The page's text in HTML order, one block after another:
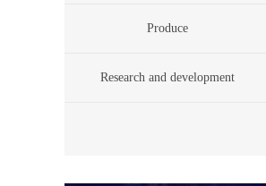
Produce
Research and development